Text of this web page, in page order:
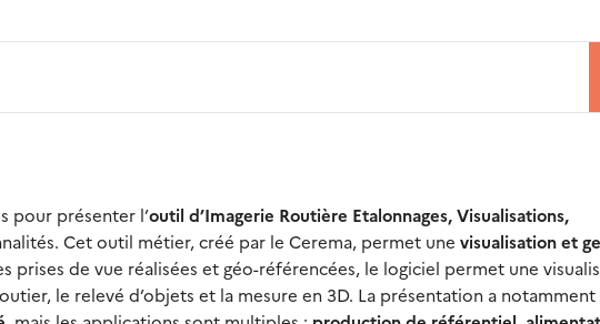
pour présenter l’outil d’Imagerie Routière Etalonnages, Visualisations,
Cet outil métier, créé par le Cerema, permet une visualisation et
prises de vue réalisées et géo-référencées, le logiciel permet une
le relevé d’objets et la mesure en 3D. La présentation a